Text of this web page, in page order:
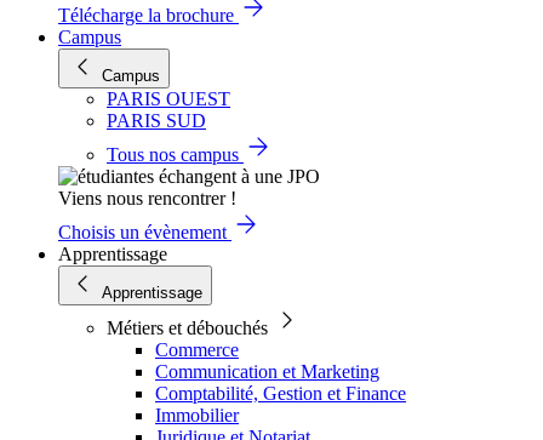
Télécharge la brochure
Campus
Campus
PARIS OUEST
PARIS SUD
Tous nos campus
Viens nous rencontrer !
Choisis un évènement
Apprentissage
Apprentissage
Métiers et débouchés
Commerce
Communication et Marketing
Comptabilité, Gestion et Finance
Immobilier